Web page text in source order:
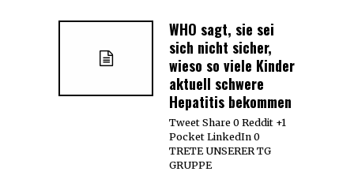
WHO sagt, sie sei
sich nicht sicher,
wieso so viele Kinder
aktuell schwere
Hepatitis bekommen
Tweet Share 0 Reddit +1
Pocket LinkedIn 0
TRETE UNSERER TG
GRUPPE